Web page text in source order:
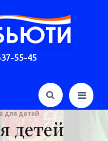
55-45
для детей
детей